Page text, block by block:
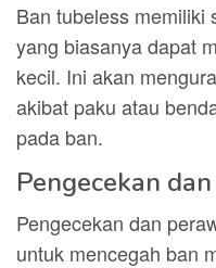
Ban tubeless memiliki
yang biasanya dapat
kecil. Ini akan
akibat paku atau
pada ban.
Pengecekan
Pengecekan dan
untuk mencegah ban